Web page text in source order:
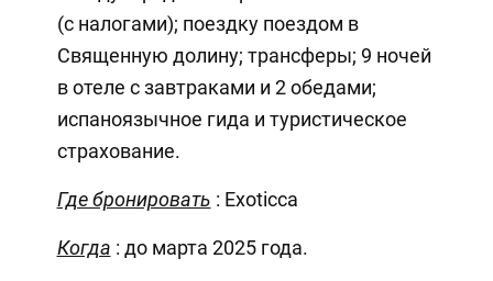
(с налогами); поездку поездом в
Священную долину; трансферы; 9 ночей
в отеле с завтраками и 2 обедами;
испаноязычное гида и туристическое
страхование.
Где бронировать : Exoticca
Когда : до марта 2025 года.